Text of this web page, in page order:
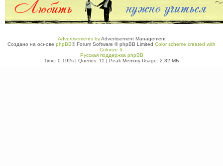
Advertisements byAdvertisement Management
Создано на основе phpBB® Forum Software © phpBB Limited Color scheme created with
Colorize It.
Русская поддержка phpBB
Time: 0.192s | Queries: 11 | Peak Memory Usage: 2.82 МБ